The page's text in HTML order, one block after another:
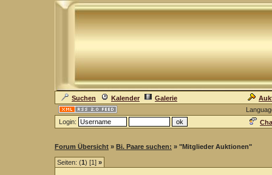
Suchen Kalender Galerie
Login:
Forum Übersicht » Bi. Paare suchen: » "Mitglieder Auktionen"
Seiten: (1) [1] »